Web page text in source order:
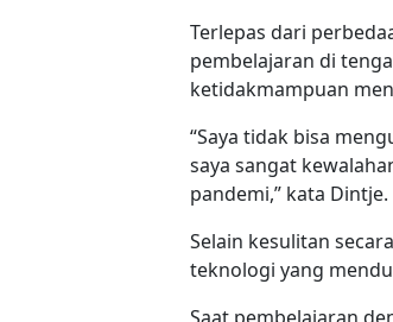
Terlepas dari
pembelajaran di
ketidakmampuan
“Saya tidak bisa
saya sangat
pandemi,” kata Dintje.
Selain kesulitan
teknologi yang